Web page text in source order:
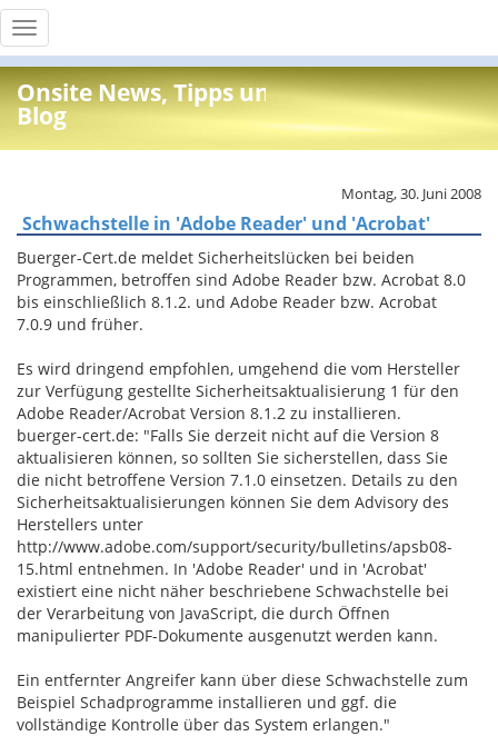
Toggle
navigation
Onsite News, Tipps und Info
Blog
Montag, 30. Juni 2008
Schwachstelle in 'Adobe Reader' und 'Acrobat'
Buerger-Cert.de meldet Sicherheitslücken bei beiden
Programmen, betroffen sind Adobe Reader bzw. Acrobat 8.0
bis einschließlich 8.1.2. und Adobe Reader bzw. Acrobat
7.0.9 und früher.
Es wird dringend empfohlen, umgehend die vom Hersteller
zur Verfügung gestellte Sicherheitsaktualisierung 1 für den
Adobe Reader/Acrobat Version 8.1.2 zu installieren.
buerger-cert.de: "Falls Sie derzeit nicht auf die Version 8
aktualisieren können, so sollten Sie sicherstellen, dass Sie
die nicht betroffene Version 7.1.0 einsetzen. Details zu den
Sicherheitsaktualisierungen können Sie dem Advisory des
Herstellers unter
http://www.adobe.com/support/security/bulletins/apsb08-
15.html entnehmen. In 'Adobe Reader' und in 'Acrobat'
existiert eine nicht näher beschriebene Schwachstelle bei
der Verarbeitung von JavaScript, die durch Öffnen
manipulierter PDF-Dokumente ausgenutzt werden kann.
Ein entfernter Angreifer kann über diese Schwachstelle zum
Beispiel Schadprogramme installieren und ggf. die
vollständige Kontrolle über das System erlangen."